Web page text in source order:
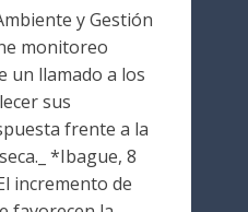
y Gestión
monitoreo
un llamado a los
sus
frente a la
*Ibague, 8
incremento de